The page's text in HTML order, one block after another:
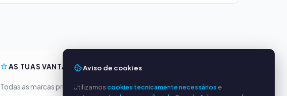
AS TUAS VANTAGENS
Todas as marcas principais
Sobre nós
Aviso de cookies
Utilizamoscookies tecnicamente necessários e